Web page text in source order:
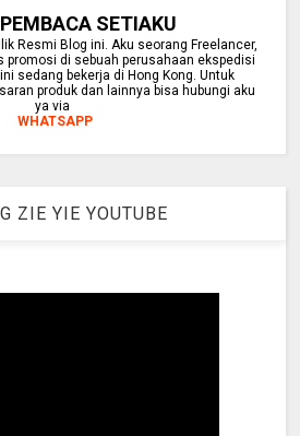
SETIAKU
Resmi Blog ini. Aku seorang Freelancer,
promosi di sebuah perusahaan ekspedisi
sedang bekerja di Hong Kong. Untuk
produk dan lainnya bisa hubungi aku
ya via
WHATSAPP
ZIE YIE YOUTUBE